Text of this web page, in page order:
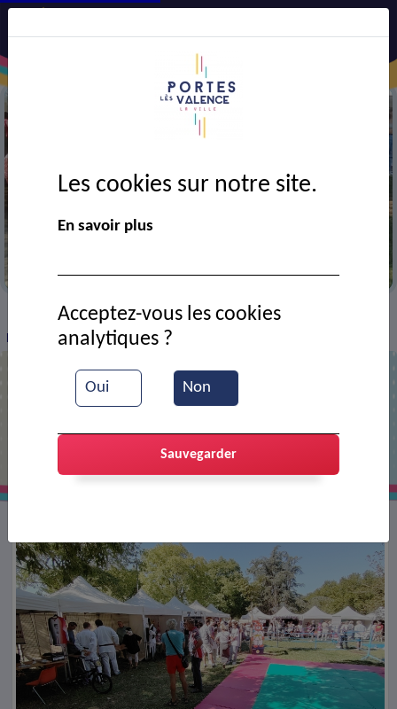
> VIE MUNICIPALE > Ressources documentaires
Forum des associations 2025
Les cookies sur notre site.
En savoir plus
Oui Non
Acceptez-vous les cookies
analytiques ?
Sauvegarder